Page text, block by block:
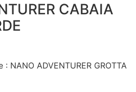
CABAIA
NANO ADVENTURER GROTTA